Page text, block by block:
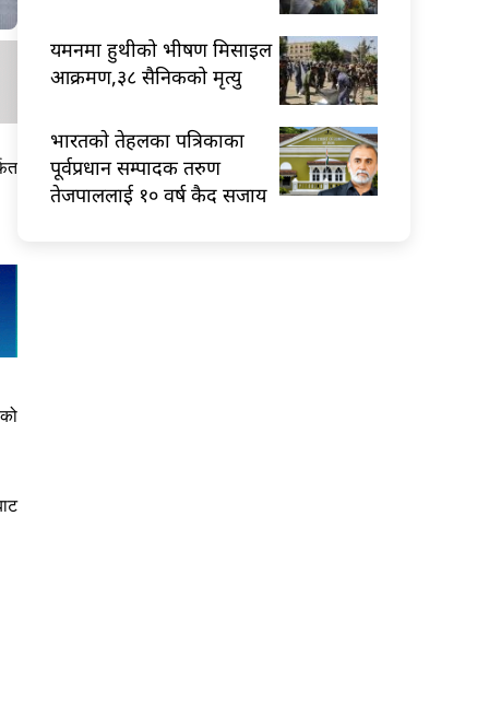
यमनमा हुथीको भीषण मिसाइल
आक्रमण,३८ सैनिकको मृत्यु
भारतकाे तेहलका पत्रिकाका
पूर्वप्रधान सम्पादक तरुण
तेजपाललाई १० वर्ष कैद सजाय